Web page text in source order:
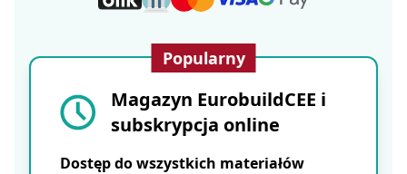
Popularny
Magazyn EurobuildCEE i
subskrypcja online
Dostęp do wszystkich materiałów